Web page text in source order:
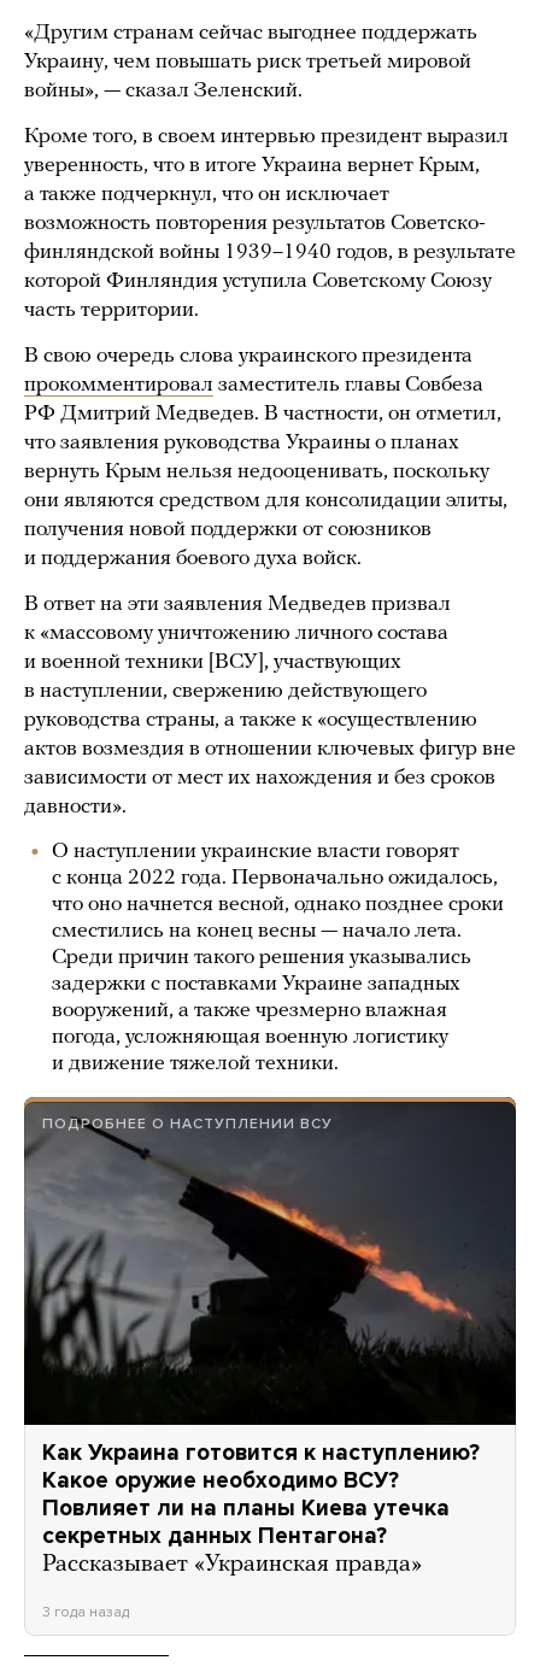
«Другим странам сейчас выгоднее поддержать
Украину, чем повышать риск третьей мировой
войны», — сказал Зеленский.
Кроме того, в своем интервью президент выразил
уверенность, что в итоге Украина вернет Крым,
а также подчеркнул, что он исключает
возможность повторения результатов Советско-
финляндской войны 1939–1940 годов, в результате
которой Финляндия уступила Советскому Союзу
часть территории.
В свою очередь слова украинского президента
прокомментировал заместитель главы Совбеза
РФ Дмитрий Медведев. В частности, он отметил,
что заявления руководства Украины о планах
вернуть Крым нельзя недооценивать, поскольку
они являются средством для консолидации элиты,
получения новой поддержки от союзников
и поддержания боевого духа войск.
В ответ на эти заявления Медведев призвал
к «массовому уничтожению личного состава
и военной техники [ВСУ], участвующих
в наступлении, свержению действующего
руководства страны, а также к «осуществлению
актов возмездия в отношении ключевых фигур вне
зависимости от мест их нахождения и без сроков
давности».
О наступлении украинские власти говорят
с конца 2022 года. Первоначально ожидалось,
что оно начнется весной, однако позднее сроки
сместились на конец весны — начало лета.
Среди причин такого решения указывались
задержки с поставками Украине западных
вооружений, а также чрезмерно влажная
погода, усложняющая военную логистику
и движение тяжелой техники.
ПОДРОБНЕЕ О НАСТУПЛЕНИИ ВСУ
Как Украина готовится к наступлению?
Какое оружие необходимо ВСУ?
Повлияет ли на планы Киева утечка
секретных данных Пентагона?
Рассказывает «Украинская правда»
3 года назад